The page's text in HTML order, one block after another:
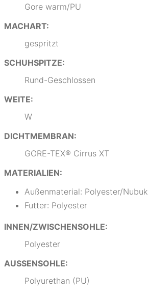
Gore warm/PU
MACHART:
gespritzt
SCHUHSPITZE:
Rund-Geschlossen
WEITE:
W
DICHTMEMBRAN:
GORE-TEX® Cirrus XT
MATERIALIEN:
Außenmaterial: Polyester/Nubuk
Futter: Polyester
INNEN/ZWISCHENSOHLE:
Polyester
AUSSENSOHLE:
Polyurethan (PU)